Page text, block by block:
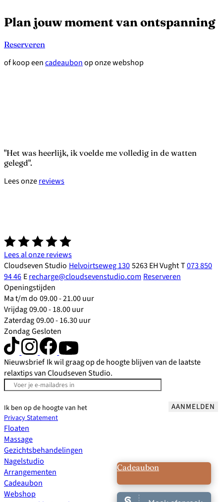
Plan jouw moment van ontspanning
Reserveren
of koop eencadeaubonop onze webshop
Het was heerlijk, ik voelde me volledig in de watten
gelegd
Lees onzereviews
Cadeaubon
Lees al onze reviews
Cloudseven Studio Helvoirtseweg 1305263 EH VughtT073 850
94 46 Erecharge@cloudsevenstudio.com Reserveren
Openingstijden
Ma t/m do 09.00 - 21.00 uur
Vrijdag09.00 - 18.00 uur
Zaterdag09.00 - 16.30 uur
ZondagGesloten
Nieuwsbrief Ik wil graag op de hoogte blijven van de laatste
relaxtips van Cloudseven Studio.
Ik ben op de hoogte van het
Privacy Statement
AANMELDEN
Floaten
Massage
Gezichtsbehandelingen
Nagelstudio
Arrangementen
Cadeaubon
Webshop